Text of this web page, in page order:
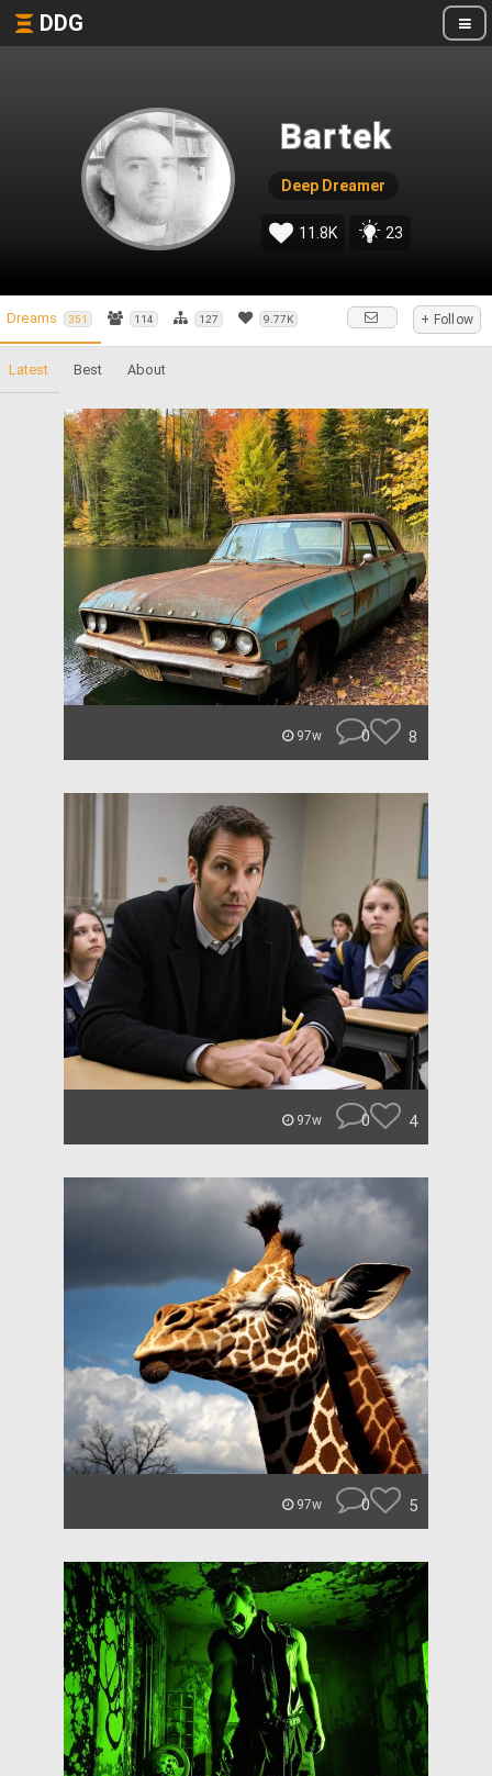
DDG
Bartek
Deep Dreamer
11.8K 23
Dreams 351 114 127 9.77K + Follow
Latest Best About
97w 0 8
97w 0 4
97w 0 5